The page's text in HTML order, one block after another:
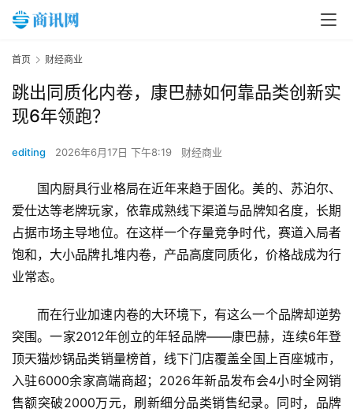
首页 财经商业
跳出同质化内卷，康巴赫如何靠品类创新实
现6年领跑？
editing 2026年6月17日 下午8:19 财经商业
国内厨具行业格局在近年来趋于固化。美的、苏泊尔、
爱仕达等老牌玩家，依靠成熟线下渠道与品牌知名度，长期
占据市场主导地位。在这样一个存量竞争时代，赛道入局者
饱和，大小品牌扎堆内卷，产品高度同质化，价格战成为行
业常态。
而在行业加速内卷的大环境下，有这么一个品牌却逆势
突围。一家2012年创立的年轻品牌——康巴赫，连续6年登
顶天猫炒锅品类销量榜首，线下门店覆盖全国上百座城市，
入驻6000余家高端商超；2026年新品发布会4小时全网销
售额突破2000万元，刷新细分品类销售纪录。同时，品牌